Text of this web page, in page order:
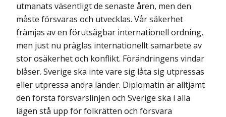
utmanats väsentligt de senaste åren, men den
måste försvaras och utvecklas. Vår säkerhet
främjas av en förutsägbar internationell ordning,
men just nu präglas internationellt samarbete av
stor osäkerhet och konflikt. Förändringens vindar
blåser. Sverige ska inte vare sig låta sig utpressas
eller utpressa andra länder. Diplomatin är alltjämt
den första försvars­linjen och Sverige ska i alla
lägen stå upp för folkrätten och försvara